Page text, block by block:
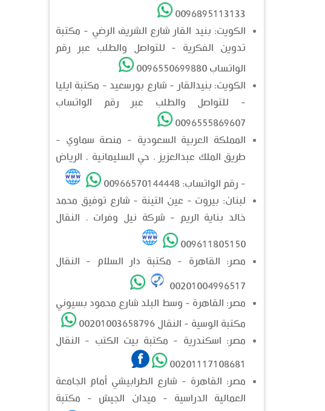
0096895113133
الكويت: بنيد القار شارع الشريف الرضي - مكتبة
تدوين الفكرية - للتواصل والطلب عبر رقم
الواتساب 0096550699880
الكويت: بنيدالقار - شارع بورسعيد - مكتبة ايليا
- للتواصل والطلب عبر رقم الواتساب
0096555869607
المملكة العربية السعودية - منصة سماوي -
طريق الملك عبدالعزيز ، حي السليمانية ، الرياض
- رقم الواتساب: 00966570144448
لبنان: بيروت - عين التينة - شارع توفيق محمد
خالد بناية الريم - شركة نيل وفرات . النقال
009611805150
مصر: القاهرة - مكتبة دار السلام - النقال
00201004996517
مصر: القاهرة - وسط البلد شارع محمود بسيوني
مكتبة الوسية - النقال 00201003658796
مصر: اسكندرية - مكتبة بيت الكتب - النقال
00201117108681
مصر: القاهرة - شارع الطرابيشي أمام الجامعة
العمالية الدراسية - ميدان الجيش - مكتبة